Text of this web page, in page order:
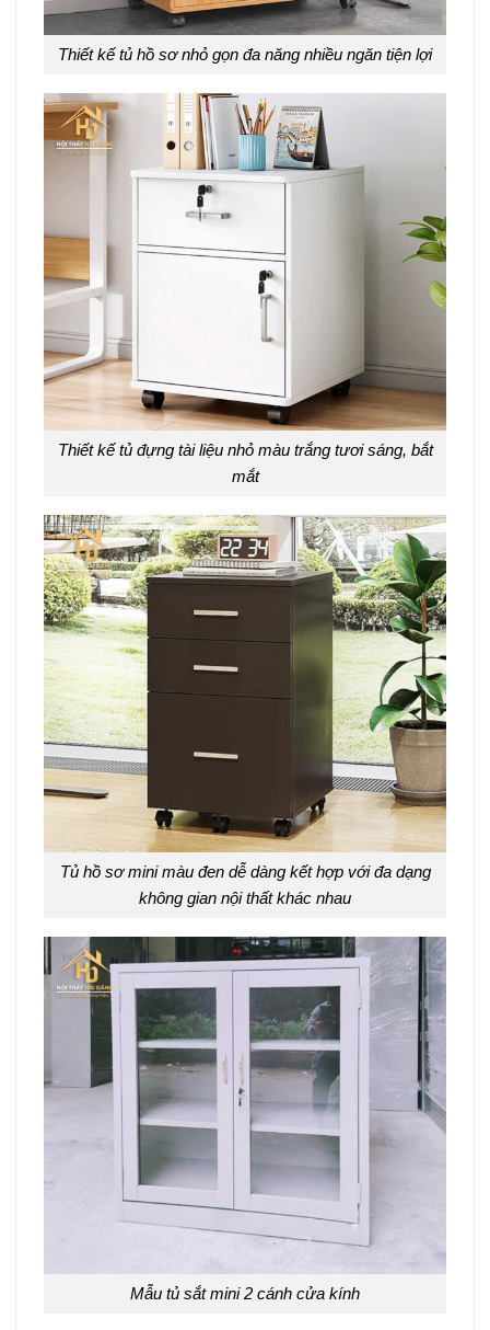
Thiết kế tủ hồ sơ nhỏ gọn đa năng nhiều ngăn tiện lợi
Thiết kế tủ đựng tài liệu nhỏ màu trắng tươi sáng, bắt
mắt
Tủ hồ sơ mini màu đen dễ dàng kết hợp với đa dạng
không gian nội thất khác nhau
Mẫu tủ sắt mini 2 cánh cửa kính